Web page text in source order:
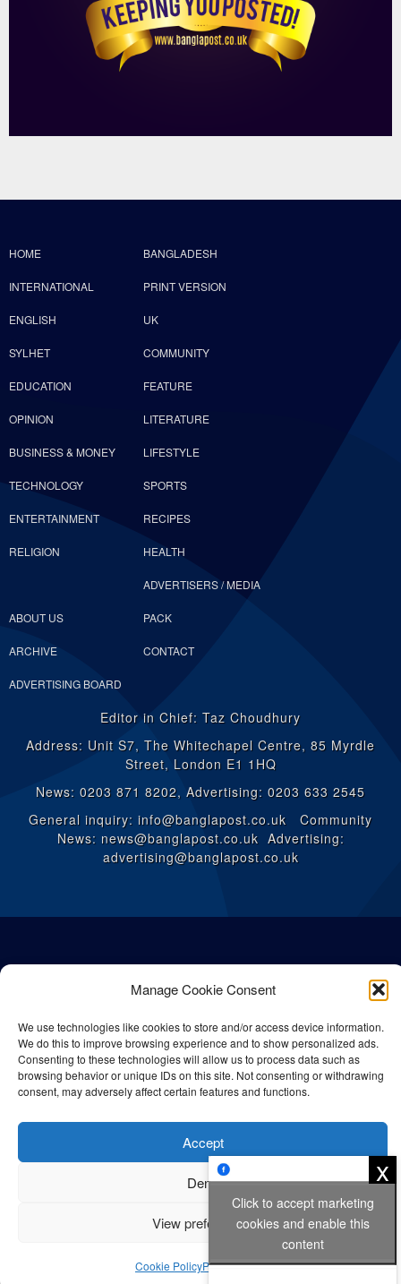
Manage Cookie Consent
We use technologies like cookies to store and/or access device information.
We do this to improve browsing experience and to show personalized ads.
Consenting to these technologies will allow us to process data such as
browsing behavior or unique IDs on this site. Not consenting or withdrawing
consent, may adversely affect certain features and functions.
Accept
Deny
View preferences
Cookie PolicyPrivacy Policy
HOME BANGLADESH
INTERNATIONAL PRINT VERSION
ENGLISH UK
SYLHET COMMUNITY
EDUCATION FEATURE
OPINION LITERATURE
BUSINESS & MONEY LIFESTYLE
TECHNOLOGY SPORTS
ENTERTAINMENT RECIPES
RELIGION HEALTH
ABOUT US
ADVERTISERS / MEDIA
PACK
ARCHIVE CONTACT
ADVERTISING BOARD
Editor in Chief: Taz Choudhury
Address: Unit S7, The Whitechapel Centre, 85 Myrdle
Street, London E1 1HQ
News: 0203 871 8202, Advertising: 0203 633 2545
General inquiry: info@banglapost.co.uk Community
News: news@banglapost.co.uk Advertising:
advertising@banglapost.co.uk
© All rights reserved Bangla Post2026| Any unauthorised use or
reproduction of our content is strictly prohibited.
Cookie Policy
x
Click to accept marketing
cookies and enable this
content